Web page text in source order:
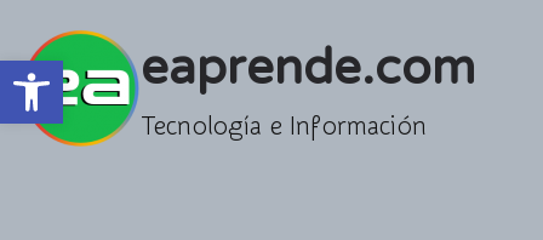
Abrir barra de herramientas
contenido
eaprende.com
Tecnología e Información